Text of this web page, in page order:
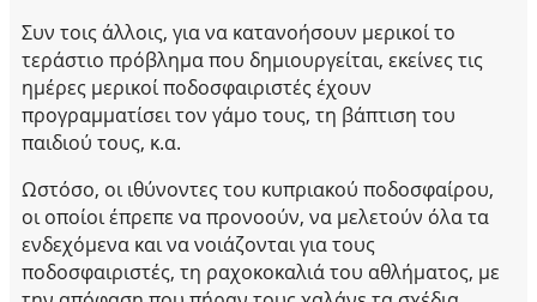
Συν τοις άλλοις, για να κατανοήσουν μερικοί το
τεράστιο πρόβλημα που δημιουργείται, εκείνες τις
ημέρες μερικοί ποδοσφαιριστές έχουν
προγραμματίσει τον γάμο τους, τη βάπτιση του
παιδιού τους, κ.α.
Ωστόσο, οι ιθύνοντες του κυπριακού ποδοσφαίρου,
οι οποίοι έπρεπε να προνοούν, να μελετούν όλα τα
ενδεχόμενα και να νοιάζονται για τους
ποδοσφαιριστές, τη ραχοκοκαλιά του αθλήματος, με